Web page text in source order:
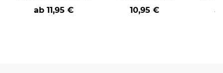
nicht verstehst -
verschiedene Berufe
ab 11,95 €
BERUF aus -
verschiedene Berufe
10,95 €